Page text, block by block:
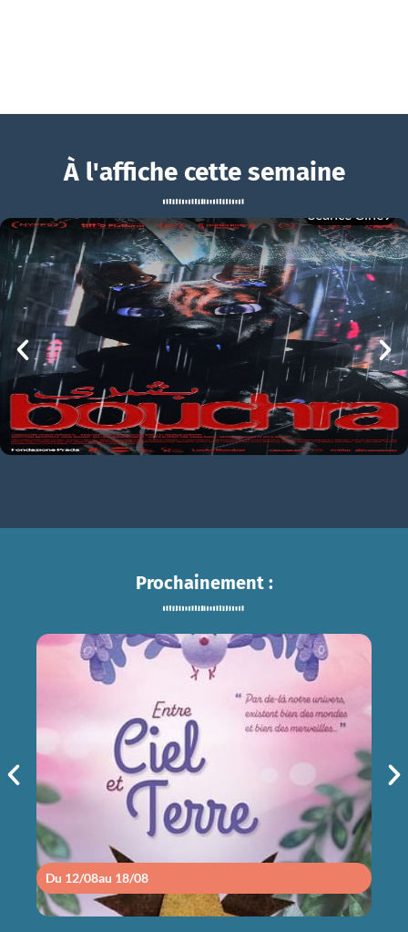
Tafiti
Tafiti Bande-annonce VF
À l'affiche cette semaine
BOUCHRA
mer 05/08
21h00
Prochainement :
Du 12/08au 18/08
ENTRE CIEL ET TERRE
sam 15/08
14h30